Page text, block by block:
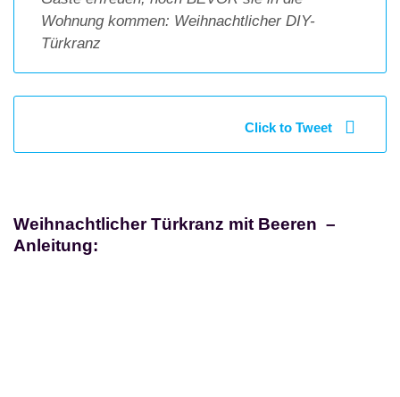
Wohnung kommen: Weihnachtlicher DIY-
Türkranz
Click to Tweet
Weihnachtlicher Türkranz mit Beeren –
Anleitung: